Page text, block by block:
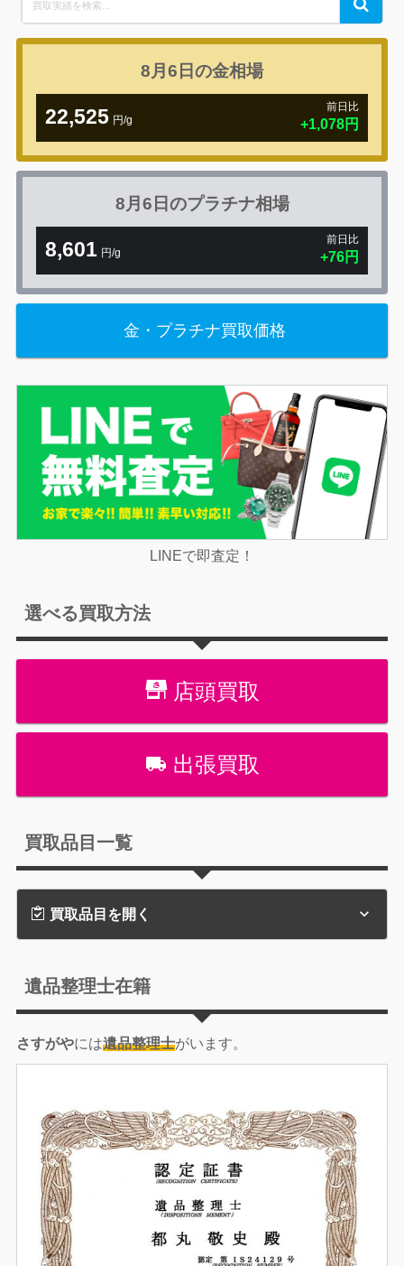
for:
8月6日の金相場
22,525 円/g
前日比
+1,078円
8月6日のプラチナ相場
8,601 円/g
前日比
+76円
金・プラチナ買取価格
LINEで即査定！
選べる買取方法
店頭買取
出張買取
買取品目一覧
買取品目を開く
遺品整理士在籍
さすがやには遺品整理士がいます。